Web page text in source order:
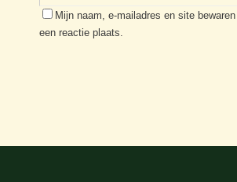
Mijn naam, e-mailadres en site
een reactie plaats.